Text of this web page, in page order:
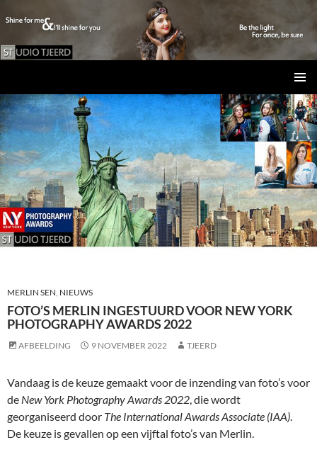
MENU
NAAR
DE
INHOUD
MERLIN SEN, NIEUWS
FOTO’S MERLIN INGESTUURD VOOR NEW YORK
PHOTOGRAPHY AWARDS 2022
AFBEELDING 9 NOVEMBER 2022 TJEERD
Vandaag is de keuze gemaakt voor de inzending van foto’s voor
de New York Photography Awards 2022, die wordt
georganiseerd door The International Awards Associate (IAA).
De keuze is gevallen op een vijftal foto’s van Merlin.